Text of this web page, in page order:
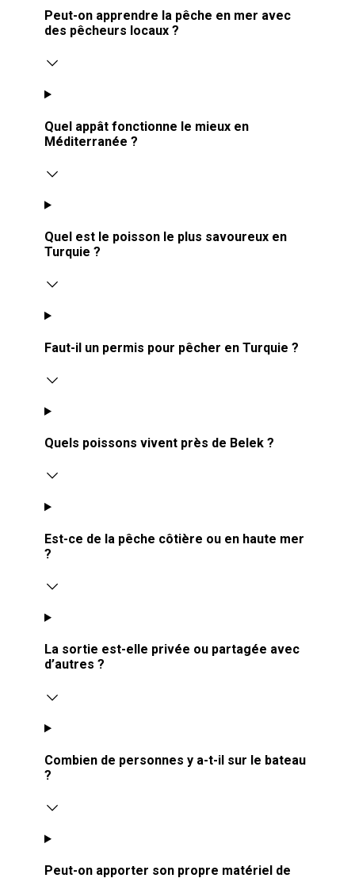
Peut-on apprendre la pêche en mer avec
des pêcheurs locaux ?
Quel appât fonctionne le mieux en
Méditerranée ?
Quel est le poisson le plus savoureux en
Turquie ?
Faut-il un permis pour pêcher en Turquie ?
Quels poissons vivent près de Belek ?
Est-ce de la pêche côtière ou en haute mer
?
La sortie est-elle privée ou partagée avec
d’autres ?
Combien de personnes y a-t-il sur le bateau
?
Peut-on apporter son propre matériel de